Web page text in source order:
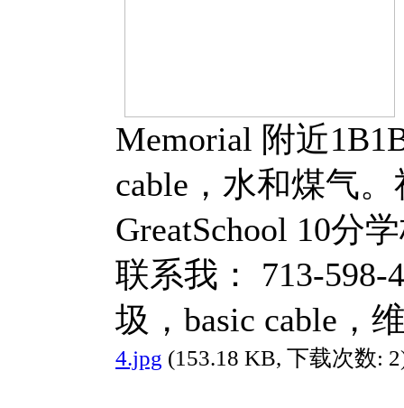
Memorial 附近
cable，水和煤气
GreatSchool 10分
联系我： 713-
圾，basic cable，
4.jpg (153.18 KB, 下载次数: